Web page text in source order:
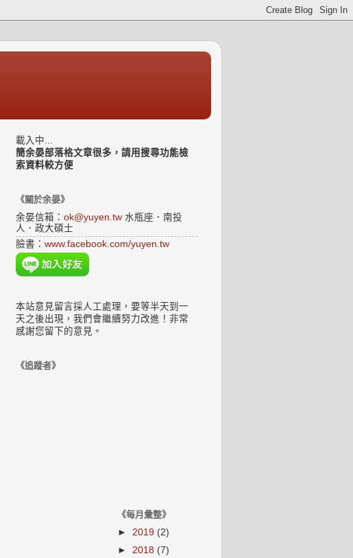
載入中...
簡余晏部落格文章很多，請用搜尋功能檢
索資料較方便
《關於余晏》
余晏信箱： ok@yuyen.tw 水瓶座．南投
人．政大碩士
臉書： www.facebook.com/yuyen.tw
本站意見留言採人工處理，要等半天到一
天之後出現，我們會繼續努力改進！非常
感謝您留下的意見。
《追蹤者》
《每月彙整》
► 2019 (2)
► 2018 (7)